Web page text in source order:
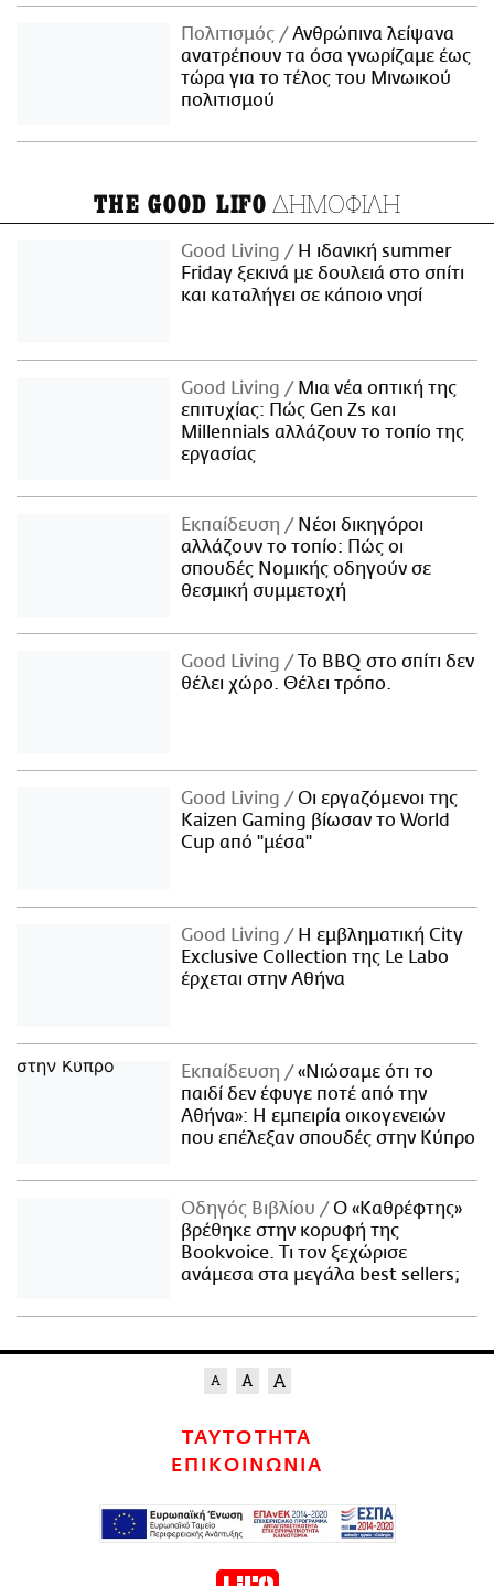
Πολιτισμός
Ανθρώπινα λείψανα
ανατρέπουν τα όσα γνωρίζαμε έως
τώρα για το τέλος του Μινωικού
πολιτισμού
THE GOOD LIFO ΔΗΜΟΦΙΛΗ
Good Living
Η ιδανική summer
Friday ξεκινά με δουλειά στο σπίτι
και καταλήγει σε κάποιο νησί
Good Living
Μια νέα οπτική της
επιτυχίας: Πώς Gen Zs και
Millennials αλλάζουν το τοπίο της
εργασίας
Εκπαίδευση
Νέοι δικηγόροι
αλλάζουν το τοπίο: Πώς οι
σπουδές Νομικής οδηγούν σε
θεσμική συμμετοχή
Good Living
Το BBQ στο σπίτι δεν
θέλει χώρο. Θέλει τρόπο.
Good Living
Οι εργαζόμενοι της
Kaizen Gaming βίωσαν το World
Cup από "μέσα"
Good Living
Η εμβληματική City
Exclusive Collection της Le Labo
έρχεται στην Αθήνα
Εκπαίδευση
«Νιώσαμε ότι το
παιδί δεν έφυγε ποτέ από την
Αθήνα»: Η εμπειρία οικογενειών
που επέλεξαν σπουδές στην Κύπρο
Οδηγός Βιβλίου
Ο «Καθρέφτης»
βρέθηκε στην κορυφή της
Bookvoice. Τι τον ξεχώρισε
ανάμεσα στα μεγάλα best sellers;
ΤΑΥΤΟΤΗΤΑ
ΕΠΙΚΟΙΝΩΝΙΑ